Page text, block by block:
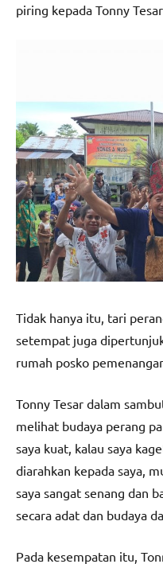
piring kepada Tonny
Tidak hanya itu, tari
setempat juga
rumah posko
Tonny Tesar dalam
melihat budaya perang
saya kuat, kalau saya
diarahkan kepada saya,
saya sangat senang dan
secara adat dan budaya
Pada kesempatan itu,